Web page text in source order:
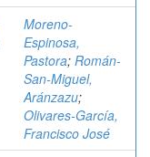
Moreno-
Espinosa,
Pastora; Román-
San-Miguel,
Aránzazu;
Olivares-García,
Francisco José